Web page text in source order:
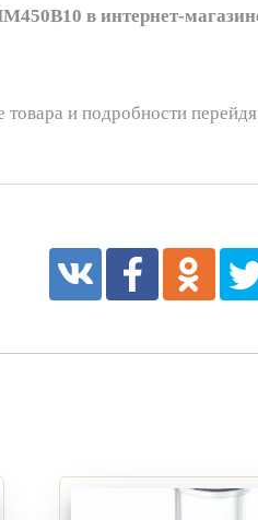
в интернет-
и подробности